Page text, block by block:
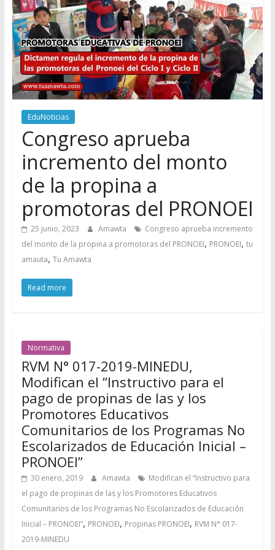
EduNoticias
Congreso aprueba
incremento del monto
de la propina a
promotoras del PRONOEI
25 junio, 2023 Amawta
Congreso aprueba incremento
del monto de la propina a promotoras del PRONOEI, PRONOEI, tu
amauta, Tu Amawta
Read more
Normativa
RVM N° 017-2019-MINEDU,
Modifican el “Instructivo para el
pago de propinas de las y los
Promotores Educativos
Comunitarios de los Programas No
Escolarizados de Educación Inicial –
PRONOEI”
30 enero, 2019 Amawta
Modifican el “Instructivo para
el pago de propinas de las y los Promotores Educativos
Comunitarios de los Programas No Escolarizados de Educación
Inicial – PRONOEI”, PRONOEI, Propinas PRONOEI, RVM N° 017-
2019-MINEDU